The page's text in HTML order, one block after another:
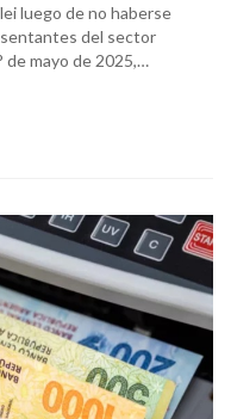
luego de no haberse
del sector
de mayo de 2025,…